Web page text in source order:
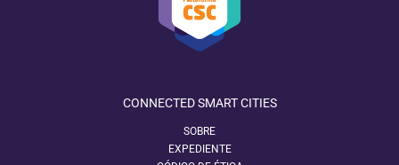
CONNECTED SMART CITIES
SOBRE
EXPEDIENTE